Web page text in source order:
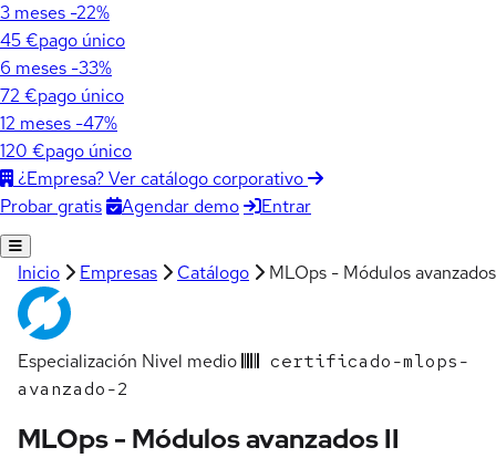
3 meses -22%
45 €pago único
6 meses -33%
72 €pago único
12 meses -47%
120 €pago único
¿Empresa? Ver catálogo corporativo
Probar gratis
Agendar demo Entrar
Inicio Empresas Catálogo MLOps - Módulos
Especialización Nivel medio
certificado-mlops-
avanzado-2
MLOps - Módulos avanzados II